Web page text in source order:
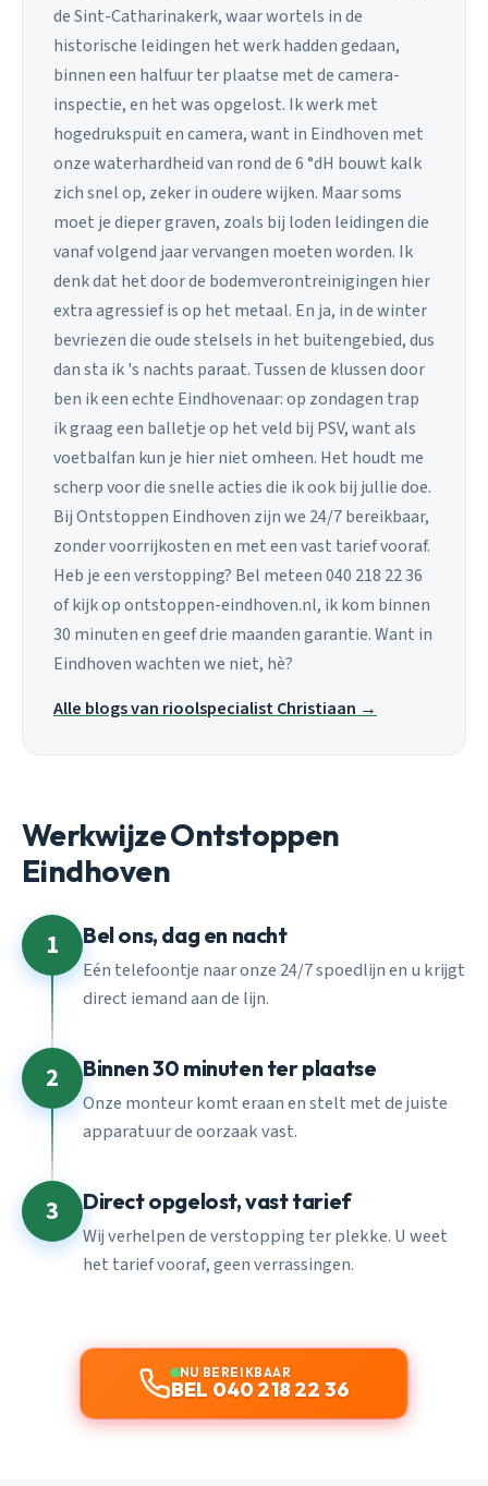
de Sint-Catharinakerk, waar wortels in de
historische leidingen het werk hadden gedaan,
binnen een halfuur ter plaatse met de camera-
inspectie, en het was opgelost. Ik werk met
hogedrukspuit en camera, want in Eindhoven met
onze waterhardheid van rond de 6 °dH bouwt kalk
zich snel op, zeker in oudere wijken. Maar soms
moet je dieper graven, zoals bij loden leidingen die
vanaf volgend jaar vervangen moeten worden. Ik
denk dat het door de bodemverontreinigingen hier
extra agressief is op het metaal. En ja, in de winter
bevriezen die oude stelsels in het buitengebied, dus
dan sta ik 's nachts paraat. Tussen de klussen door
ben ik een echte Eindhovenaar: op zondagen trap
ik graag een balletje op het veld bij PSV, want als
voetbalfan kun je hier niet omheen. Het houdt me
scherp voor die snelle acties die ik ook bij jullie doe.
Bij Ontstoppen Eindhoven zijn we 24/7 bereikbaar,
zonder voorrijkosten en met een vast tarief vooraf.
Heb je een verstopping? Bel meteen 040 218 22 36
of kijk op ontstoppen-eindhoven.nl, ik kom binnen
30 minuten en geef drie maanden garantie. Want in
Eindhoven wachten we niet, hè?
Alle blogs van rioolspecialist Christiaan →
Werkwijze Ontstoppen
Eindhoven
1 Bel ons, dag en nacht
Eén telefoontje naar onze 24/7 spoedlijn en u krijgt
direct iemand aan de lijn.
2 Binnen 30 minuten ter plaatse
Onze monteur komt eraan en stelt met de juiste
apparatuur de oorzaak vast.
3 Direct opgelost, vast tarief
Wij verhelpen de verstopping ter plekke. U weet
het tarief vooraf, geen verrassingen.
NU BEREIKBAAR
BEL 040 218 22 36